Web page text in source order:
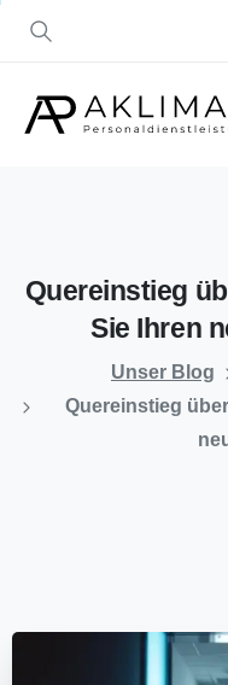
Quereinstieg
Sie Ihren
Unser Blog
Quereinstieg